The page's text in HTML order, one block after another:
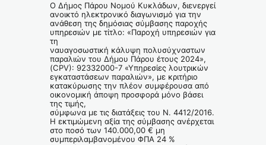
Ο Δήμος Πάρου Νομού Κυκλάδων, διενεργεί
ανοικτό ηλεκτρονικό διαγωνισμό για την
ανάθεση της δημόσιας σύμβασης παροχής
υπηρεσιών με τίτλο: «Παροχή υπηρεσιών για
τη
ναυαγοσωστική κάλυψη πολυσύχναστων
παραλιών του Δήμου Πάρου έτους 2024»,
(CPV): 92332000-7 «Υπηρεσίες λουτρικών
εγκαταστάσεων παραλιών», με κριτήριο
κατακύρωσης την πλέον συμφέρουσα από
οικονομική άποψη προσφορά μόνο βάσει
της τιμής,
σύμφωνα με τις διατάξεις του Ν. 4412/2016.
Η εκτιμώμενη αξία της σύμβασης ανέρχεται
στο ποσό των 140.000,00 € μη
συμπεριλαμβανομένου ΦΠΑ 24 %